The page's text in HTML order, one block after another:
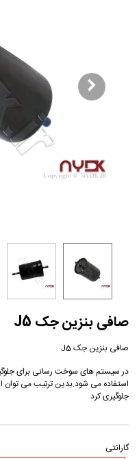
صافی بنزین جک J5
صافی بنزین جک J5
در سیستم های سوخت رسانی برای
استفاده می شود.بدین ترتیب می توان
جلوگیری کرد
گارانتی